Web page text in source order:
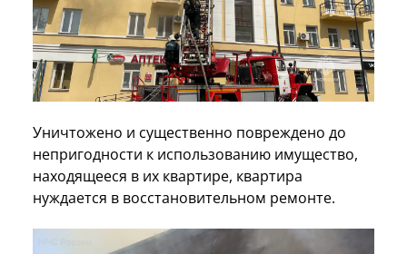
Уничтожено и существенно повреждено до
непригодности к использованию имущество,
находящееся в их квартире, квартира
нуждается в восстановительном ремонте.